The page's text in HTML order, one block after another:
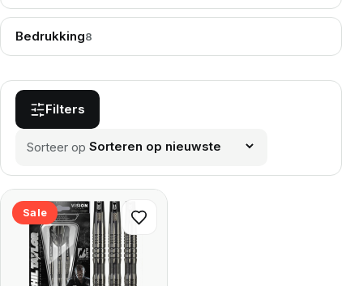
Bedrukking8
Filters
Sorteer op
Sale